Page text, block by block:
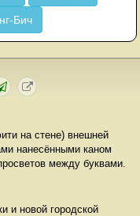
Бич
на стене) внешней
нанесёнными каном
между буквами.
и новой городской